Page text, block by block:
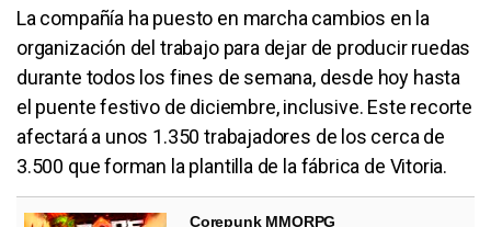
La compañía ha puesto en marcha cambios en la
organización del trabajo para dejar de producir ruedas
durante todos los fines de semana, desde hoy hasta
el puente festivo de diciembre, inclusive. Este recorte
afectará a unos 1.350 trabajadores de los cerca de
3.500 que forman la plantilla de la fábrica de Vitoria.
Corepunk MMORPG